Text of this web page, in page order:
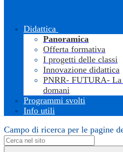
Didattica
Panoramica
Offerta formativa
I progetti delle classi
Innovazione didattica
PNRR- FUTURA-
domani
Programmi svolti
Info utili
Campo di ricerca per le pagine